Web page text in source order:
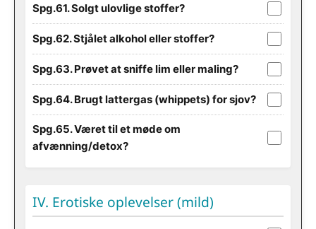
Spg.61. Solgt ulovlige stoffer?
Spg.62. Stjålet alkohol eller stoffer?
Spg.63. Prøvet at sniffe lim eller maling?
Spg.64. Brugt lattergas (whippets) for sjov?
Spg.65. Været til et møde om
afvænning/detox?
IV. Erotiske oplevelser (mild)